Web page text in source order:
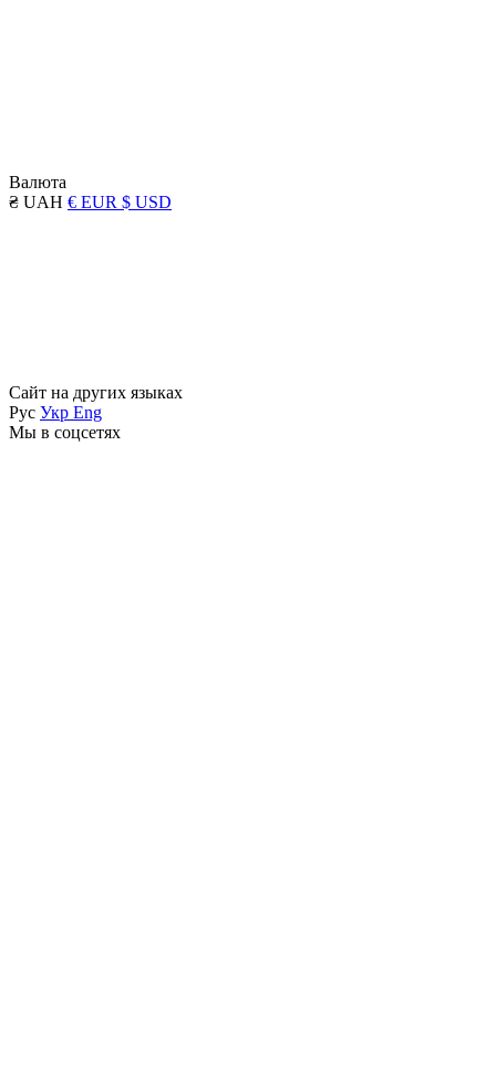
Валюта
₴ UAH € EUR $ USD
Сайт на других языках
Рус Укр Eng
Мы в соцсетях